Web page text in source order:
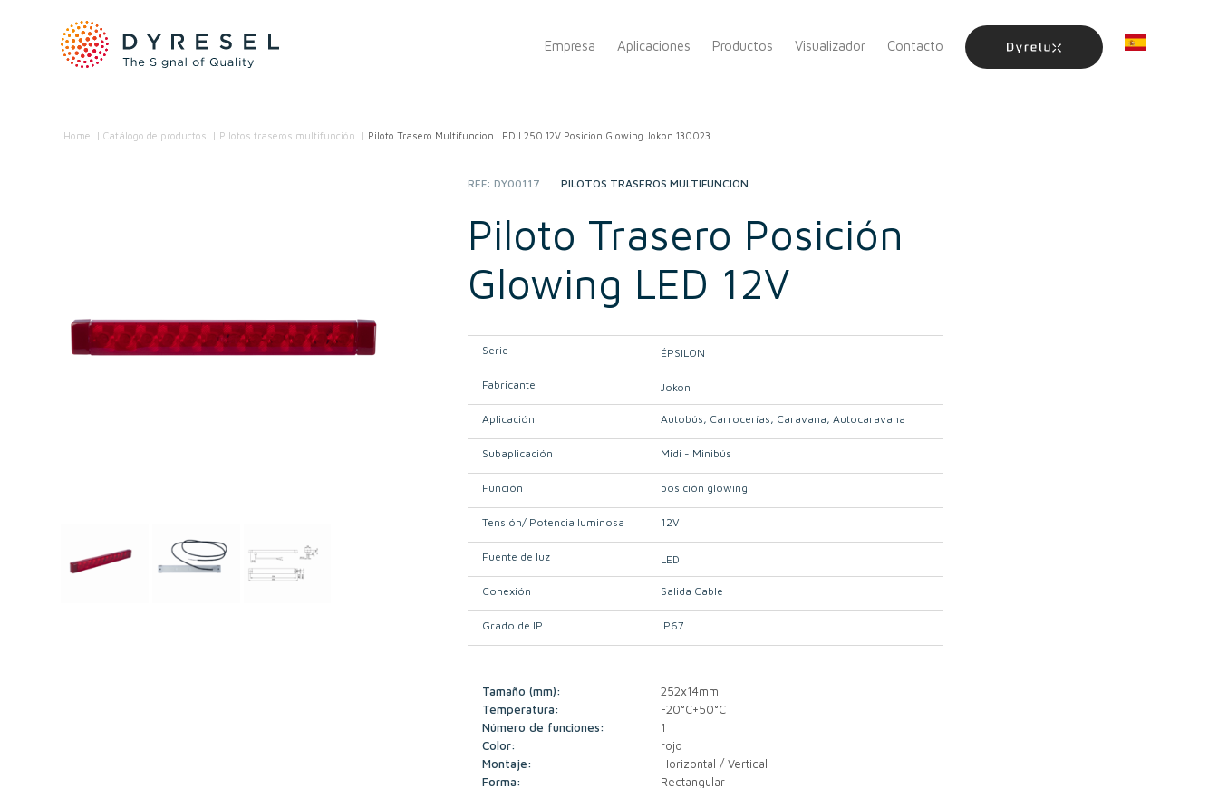
Empresa Aplicaciones Productos Visualizador Contacto
Home /Catálogo de productos Pilotos traseros multifunción Piloto Trasero Multifuncion LED L250 12V Posicion Glowing Jokon 130023...
REF:DY00117
CATEGORY:PILOTOS TRASEROS MULTIFUNCIÓN
Piloto Trasero Posición
Glowing LED 12V
Serie ÉPSILON
Fabricante Jokon
Aplicación Autobús Carrocerías Caravana Autocaravana
Subaplicación Midi - Minibús
Función posición glowing
Tensión/ Potencia luminosa 12V
Fuente de luz LED
Conexión Salida Cable
Grado de IP IP67
Tamaño (mm):
252x14mm
Temperatura:
-20°C+50°C
Número de funciones:
1
Color:
rojo
Montaje:
Horizontal / Vertical
Forma:
Rectangular